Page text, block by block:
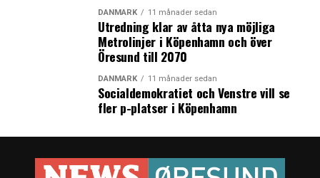
DANMARK 11 månader sedan
Utredning klar av åtta nya möjliga
Metrolinjer i Köpenhamn och över
Öresund till 2070
DANMARK 11 månader sedan
Socialdemokratiet och Venstre vill se
fler p-platser i Köpenhamn